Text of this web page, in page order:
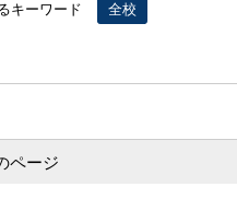
キーワード 全校
ページ